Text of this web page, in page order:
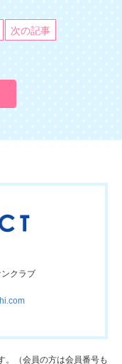
次の記事
クラブ
（会員の方は会員番号も